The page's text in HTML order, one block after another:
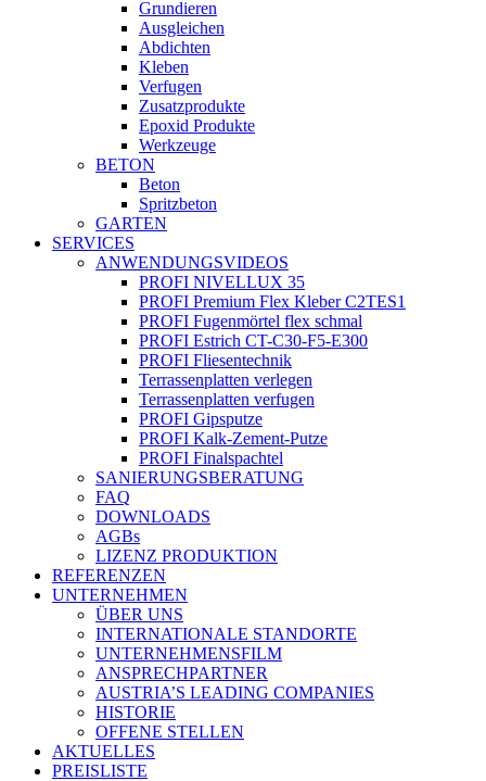
Grundieren
Ausgleichen
Abdichten
Kleben
Verfugen
Zusatzprodukte
Epoxid Produkte
Werkzeuge
BETON
Beton
Spritzbeton
GARTEN
SERVICES
ANWENDUNGSVIDEOS
PROFI NIVELLUX 35
PROFI Premium Flex Kleber C2TES1
PROFI Fugenmörtel flex schmal
PROFI Estrich CT-C30-F5-E300
PROFI Fliesentechnik
Terrassenplatten verlegen
Terrassenplatten verfugen
PROFI Gipsputze
PROFI Kalk-Zement-Putze
PROFI Finalspachtel
SANIERUNGSBERATUNG
FAQ
DOWNLOADS
AGBs
LIZENZ PRODUKTION
REFERENZEN
UNTERNEHMEN
ÜBER UNS
INTERNATIONALE STANDORTE
UNTERNEHMENSFILM
ANSPRECHPARTNER
AUSTRIA’S LEADING COMPANIES
HISTORIE
OFFENE STELLEN
AKTUELLES
PREISLISTE